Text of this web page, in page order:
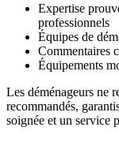
Expertise
professionnels
Équipes de
Commentaires
Équipements
Les déménageurs ne
recommandés,
soignée et un service